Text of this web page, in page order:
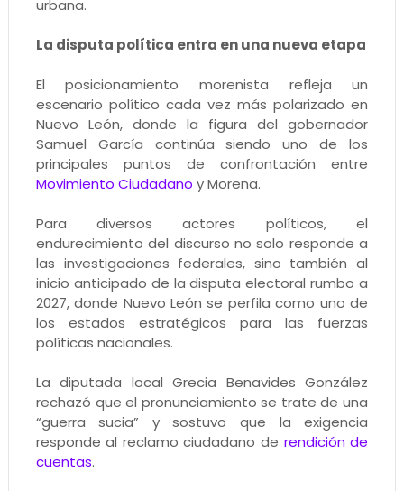
urbana.
La disputa política entra en una nueva etapa
El posicionamiento morenista refleja un
escenario político cada vez más polarizado en
Nuevo León, donde la figura del gobernador
Samuel García continúa siendo uno de los
principales puntos de confrontación entre
Movimiento Ciudadano y Morena.
Para diversos actores políticos, el
endurecimiento del discurso no solo responde a
las investigaciones federales, sino también al
inicio anticipado de la disputa electoral rumbo a
2027, donde Nuevo León se perfila como uno de
los estados estratégicos para las fuerzas
políticas nacionales.
La diputada local Grecia Benavides González
rechazó que el pronunciamiento se trate de una
“guerra sucia” y sostuvo que la exigencia
responde al reclamo ciudadano de rendición de
cuentas.